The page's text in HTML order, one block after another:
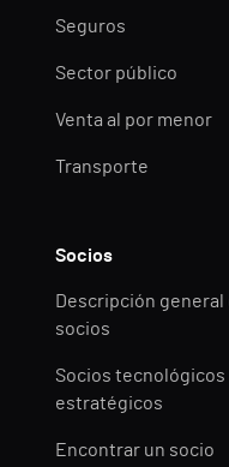
Seguros
Sector público
Venta al por menor
Transporte
Socios
Descripción general
socios
Socios tecnológicos
estratégicos
Encontrar un socio